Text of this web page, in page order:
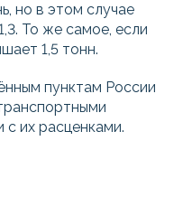
но в этом случае
То же самое, если
1,5 тонн.
пунктам России
с их расценками.